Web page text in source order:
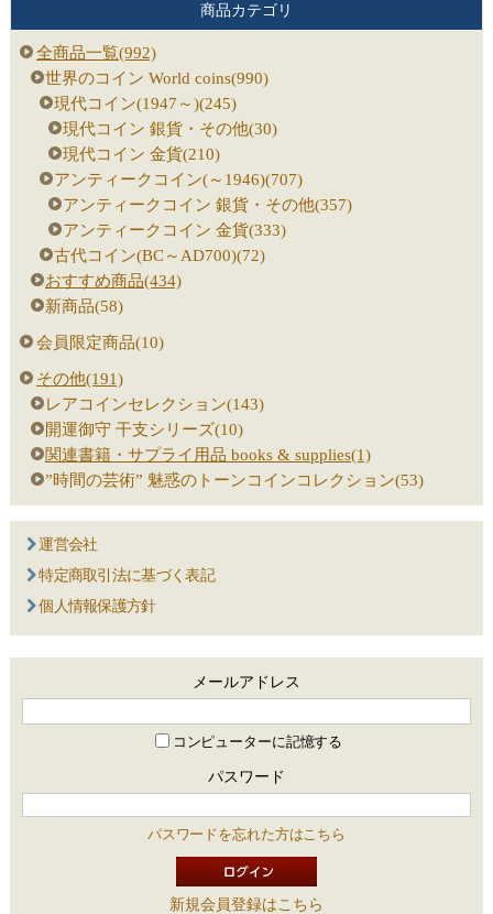
商品カテゴリ
全商品一覧(992)
世界のコイン World coins(990)
現代コイン(1947～)(245)
現代コイン 銀貨・その他(30)
現代コイン 金貨(210)
アンティークコイン(～1946)(707)
アンティークコイン 銀貨・その他(357)
アンティークコイン 金貨(333)
古代コイン(BC～AD700)(72)
おすすめ商品(434)
新商品(58)
会員限定商品(10)
その他(191)
レアコインセレクション(143)
開運御守 干支シリーズ(10)
関連書籍・サプライ用品 books & supplies(1)
”時間の芸術” 魅惑のトーンコインコレクション(53)
運営会社
特定商取引法に基づく表記
個人情報保護方針
メールアドレス
コンピューターに記憶する
パスワード
パスワードを忘れた方はこちら
新規会員登録はこちら